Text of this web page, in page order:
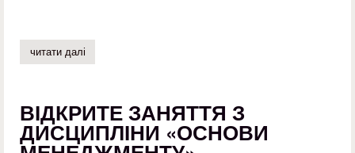
читати далі
ВІДКРИТЕ ЗАНЯТТЯ З
ДИСЦИПЛІНИ «ОСНОВИ